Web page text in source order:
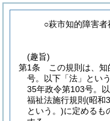
○萩市知的障害者
(趣旨)
第1条
この規則は、
号。以下「法」とい
35年政令第103号。
福祉法施行規則 (昭和
という。)に定めるも